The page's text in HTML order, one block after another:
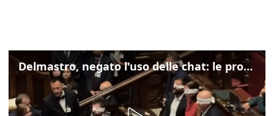
Delmastro, negato l'uso delle chat: le proteste di Avs e M5s